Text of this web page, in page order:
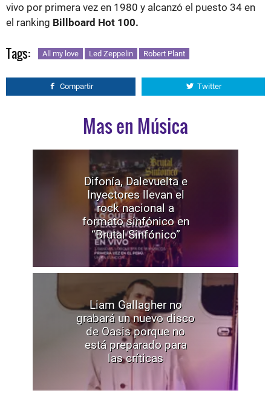
vivo por primera vez en 1980 y alcanzó el puesto 34 en
el ranking Billboard Hot 100.
Tags: All my love Led Zeppelin Robert Plant
Compartir Twitter
Mas en Música
Difonía, Dalevuelta e
Inyectores llevan el
rock nacional a
formato sinfónico en
“Brutal Sinfónico”
Liam Gallagher no
grabará un nuevo disco
de Oasis porque no
está preparado para
las críticas